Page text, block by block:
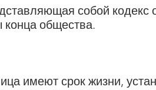
собой кодекс
конца общества.
имеют срок жизни,